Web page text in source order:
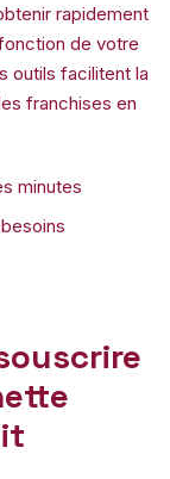
rapidement
de votre
outils facilitent la
franchises en
minutes